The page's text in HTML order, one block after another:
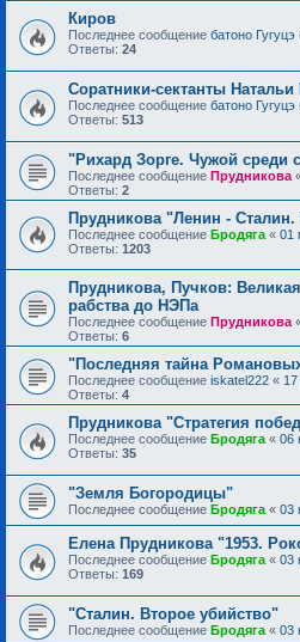
Киров
Последнее сообщение батоно Гугуцэ
Ответы: 24
Соратники-сектанты
Последнее сообщение батоно Гугуцэ
Ответы: 513
"Рихард Зорге. Чужой среди
Последнее сообщение Прудникова
Ответы: 2
Прудникова "Ленин -
Последнее сообщение Бродяга « 01
Ответы: 1203
Прудникова, Пучков:
рабства до НЭПа
Последнее сообщение Прудникова
Ответы: 6
"Последняя тайна
Последнее сообщение iskatel222 « 17
Ответы: 4
Прудникова "Стратегия
Последнее сообщение Бродяга« 06
Ответы: 35
"Земля Богородицы"
Последнее сообщение Бродяга « 03
Елена Прудникова "1953.
Последнее сообщение Бродяга « 03
Ответы: 169
"Сталин. Второе убийство"
Последнее сообщение Бродяга « 03